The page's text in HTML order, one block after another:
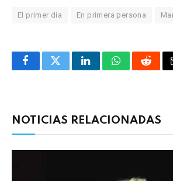
El primer día En primera persona
FacebookTwitterLinkedInWhatsAppReddit
NOTICIAS RELACIONADAS